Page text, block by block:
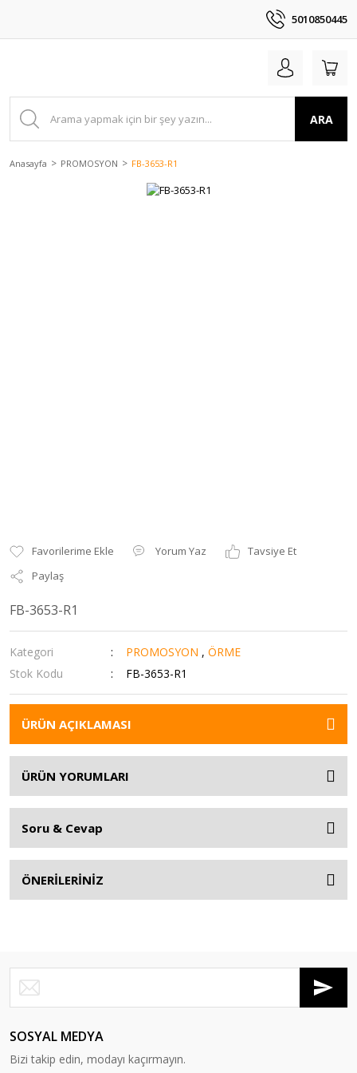
5010850445
ARA
Anasayfa PROMOSYON FB-3653-R1
Yorum Yaz
Tavsiye Et
Paylaş
FB-3653-R1
Kategori PROMOSYON ,ÖRME
Stok Kodu
FB-3653-R1
ÜRÜN AÇIKLAMASI
ÜRÜN YORUMLARI
Soru & Cevap
ÖNERİLERİNİZ
SOSYAL MEDYA
Bizi takip edin, modayı kaçırmayın.